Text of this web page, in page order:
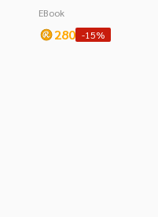
ขท้องถิ่น
EBook
280 -15%